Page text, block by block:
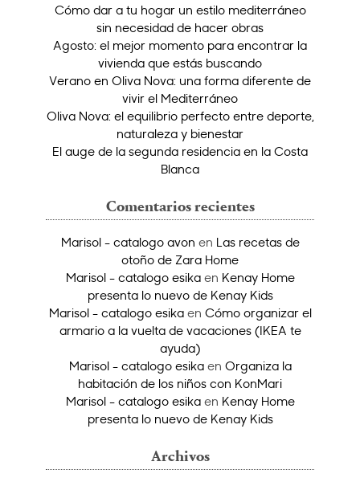
Cómo dar a tu hogar un estilo mediterráneo
sin necesidad de hacer obras
Agosto: el mejor momento para encontrar la
vivienda que estás buscando
Verano en Oliva Nova: una forma diferente de
vivir el Mediterráneo
Oliva Nova: el equilibrio perfecto entre deporte,
naturaleza y bienestar
El auge de la segunda residencia en la Costa
Blanca
Comentarios recientes
Marisol - catalogo avon en Las recetas de
otoño de Zara Home
Marisol - catalogo esikaen Kenay Home
presenta lo nuevo de Kenay Kids
Marisol - catalogo esikaen Cómo organizar el
armario a la vuelta de vacaciones (IKEA te
ayuda)
Marisol - catalogo esikaen Organiza la
habitación de los niños con KonMari
Marisol - catalogo esikaen Kenay Home
presenta lo nuevo de Kenay Kids
Archivos